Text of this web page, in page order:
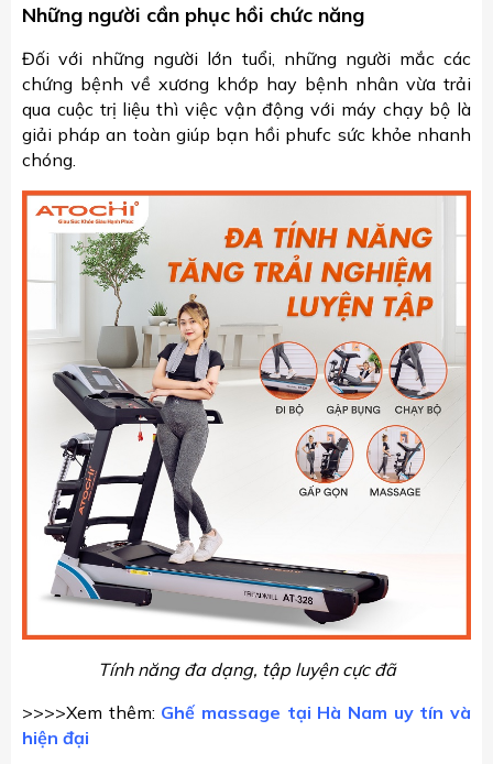
Những người cần phục hồi chức năng
Đối với những người lớn tuổi, những người mắc các
chứng bệnh về xương khớp hay bệnh nhân vừa trải
qua cuộc trị liệu thì việc vận động với máy chạy bộ là
giải pháp an toàn giúp bạn hồi phufc sức khỏe nhanh
chóng.
Tính năng đa dạng, tập luyện cực đã
>>>>Xem thêm: Ghế massage tại Hà Nam uy tín và
hiện đại